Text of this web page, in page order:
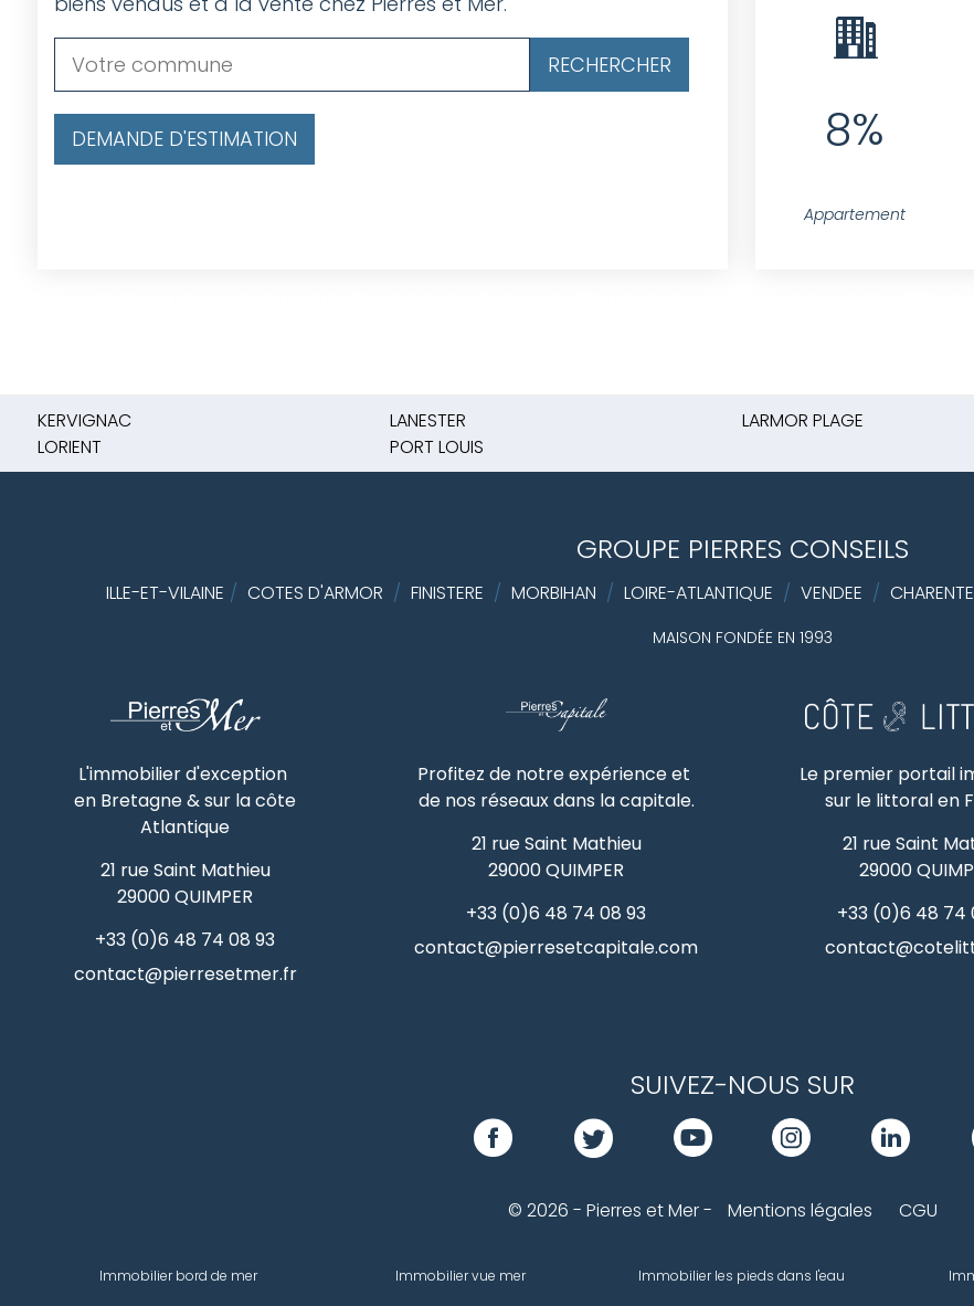
DEMANDE D'ESTIMATION 8%
Appartement
KERVIGNAC LANESTER LARMOR PLAGE
LORIENT
PORT LOUIS
GROUPE PIERRES CONSEILS
ILLE-ET-VILAINE / COTES D'ARMOR / FINISTERE / MORBIHAN / LOIRE-ATLANTIQUE / VENDEE /
MAISON FONDÉE EN 1993
L'immobilier d'exception
en Bretagne & sur la côte
Atlantique
21 rue Saint Mathieu
29000QUIMPER
+33 (0)6 48 74 08 93
contact@pierresetmer.fr
Profitez de notre expérience et
de nos réseaux dans la capitale.
21 rue Saint Mathieu
29000QUIMPER
+33 (0)6 48 74 08 93
contact@pierresetcapitale.com
Le premier portail
sur le littoral en
21 rue Saint
29000
+33 (0)6 48 74
SUIVEZ-NOUS SUR
© 2026 - Pierres et Mer - Mentions légales CGU
Immobilier bord de mer
Immobilier vue mer
Immobilier les pieds dans l'eau